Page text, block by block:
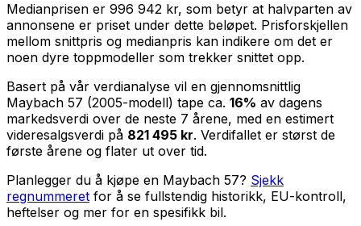
Medianprisen er 996 942 kr, som betyr at halvparten av
annonsene er priset under dette beløpet. Prisforskjellen
mellom snittpris og medianpris kan indikere om det er
noen dyre toppmodeller som trekker snittet opp.
Basert på vår verdianalyse vil en gjennomsnittlig
Maybach 57 (2005-modell) tape ca. 16% av dagens
markedsverdi over de neste 7 årene, med en estimert
videresalgsverdi på 821 495 kr. Verdifallet er størst de
første årene og flater ut over tid.
Planlegger du å kjøpe en Maybach 57? Sjekk
regnummeret for å se fullstendig historikk, EU-kontroll,
heftelser og mer for en spesifikk bil.